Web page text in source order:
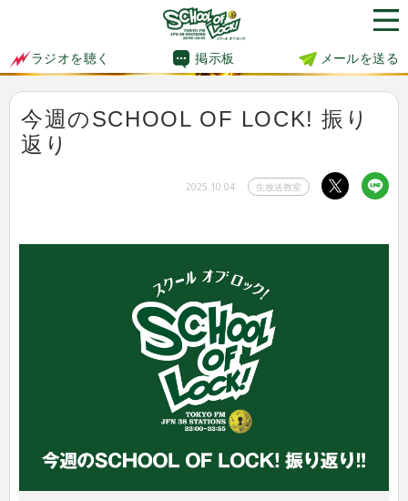
ラジオを聴く 掲示板 メールを送る
今週のSCHOOL OF LOCK! 振り
返り
2025.10.04 生放送教室